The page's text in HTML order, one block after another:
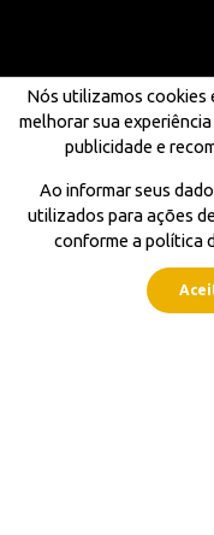
Nós utilizamos cookies
melhorar sua
publicidade e
Ao informar seus
utilizados para ações
conforme a política